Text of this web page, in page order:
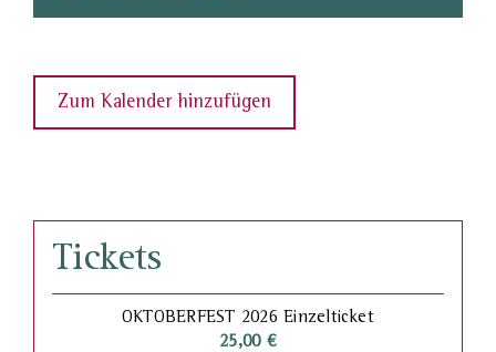
Zum Kalender hinzufügen
Tickets
OKTOBERFEST 2026 Einzelticket
25,00 €